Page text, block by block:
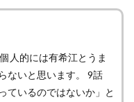
人的には有希江とうま
ないと思います。 9話
ているのではないか」と